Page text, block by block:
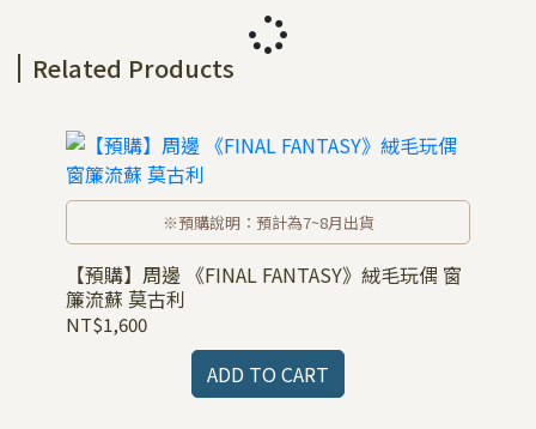
Related Products
※預購說明：預計為7~8月出貨
【預購】周邊 《FINAL FANTASY》絨毛玩偶 窗
簾流蘇 莫古利
NT$1,600
ADD TO CART